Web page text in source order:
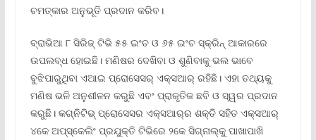
ଚମତ୍କାର ଅନୁଭୂତି ପ୍ରଦାନ କରିବ।
ବ୍ରାଭିଆ ୮ ସିରିଜ୍ ଟିଭି ୫୫ ଇଂଚ ଓ ୬୫ ଇଂଚ ସ୍କ୍ରିନ୍ ଆକାରରେ
ଉପଲବ୍ଧ ହୋଇଛି। ମଣିଷର ଦେଖିବା ଓ ଶୁଣିବାକୁ ଭଲ ଭାବେ
ବୁଝିପାରୁଥିବା ଏଆଇ ପ୍ରୋସେସର୍ ଏକ୍ସଆର୍ ରହିଛି। ଏହା ତଥ୍ୟକୁ
ମଣିଷ ଭଳି ଅନୁଶୀଳନ କରୁଛି ଏବଂ ପ୍ରାକୃତିକ ଛବି ଓ ସ୍ୱର ପ୍ରଦାନ
କରୁଛି। କଗ୍ନିଟିଭ୍ ପ୍ରୋସେସର ଏକ୍ସଆର୍‌ର ଶକ୍ତି ସହିତ ଏକ୍ସଆର୍
୪କେ ଅପ୍‌ସ୍କେଲିଂ ପ୍ରଯୁକ୍ତି ଟିଭିରେ ୨କେ ସିଗ୍ନାଲ୍‌କୁ ପାଖାପାଖି